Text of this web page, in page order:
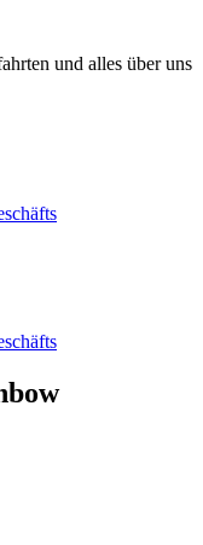
und alles über uns